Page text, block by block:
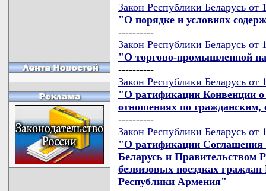
Закон Республики Беларусь
"О порядке и условиях
----------
Закон Республики Беларусь
"О торгово-промышленной
----------
Закон Республики Беларусь
"О ратификации Конвенции
отношениях по
----------
Закон Республики Беларусь
"О ратификации Соглашения
Беларусь и Правительством
безвизовых поездках
Республики Армения"